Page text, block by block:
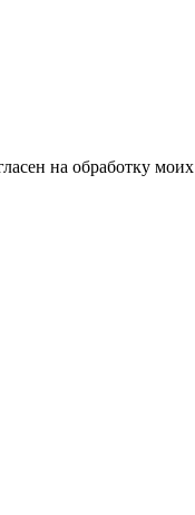
на обработку моих